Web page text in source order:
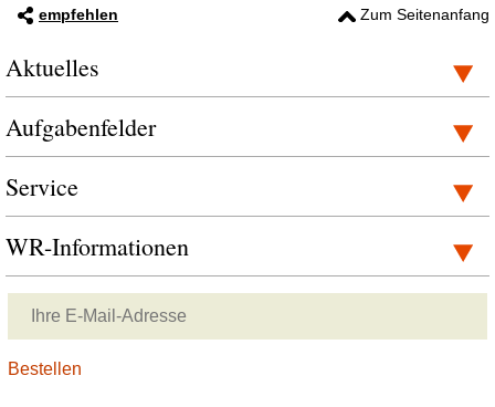
empfehlen Zum Seitenanfang
Aktuelles
Aufgabenfelder
Service
WR-Informationen